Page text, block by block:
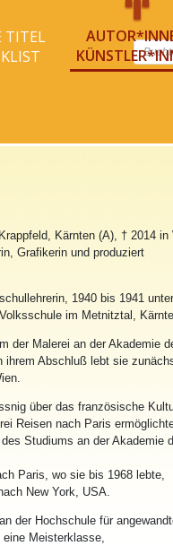
search
TITEL
Kärnten (A), † 2014 in
Grafikerin und produziert
1940 bis 1941
im Metnitztal,
der Malerei an der Akademie
ihrem Abschluß lebt sie
über das französische
Reisen nach Paris
Studiums an der Akademie
Paris, wo sie bis 1968 lebte,
New York, USA.
der Hochschule für
Meisterklasse,